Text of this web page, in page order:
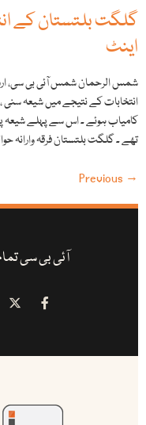
گلگت بلتستان کے
اینٹ
شمس الرحمان شمس آئی بی سی،
انتخابات کے نتیجے میں شیعہ
کامیاب ہوئے ۔ اس سے پہلے شیعہ
تھے ۔ گلگت بلتستان فرقہ وارانہ
→
آئی بی سی